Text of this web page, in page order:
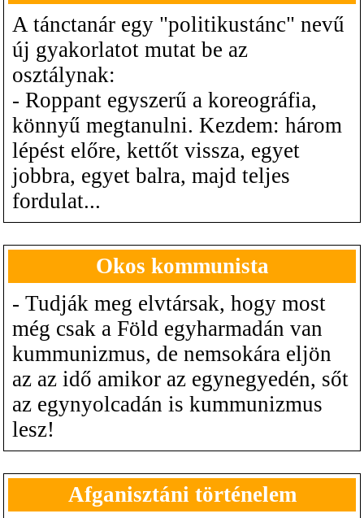
A tánctanár egy "politikustánc" nevű
új gyakorlatot mutat be az
osztálynak:
- Roppant egyszerű a koreográfia,
könnyű megtanulni. Kezdem: három
lépést előre, kettőt vissza, egyet
jobbra, egyet balra, majd teljes
fordulat...
Okos kommunista
- Tudják meg elvtársak, hogy most
még csak a Föld egyharmadán van
kummunizmus, de nemsokára eljön
az az idő amikor az egynegyedén, sőt
az egynyolcadán is kummunizmus
lesz!
Afganisztáni történelem